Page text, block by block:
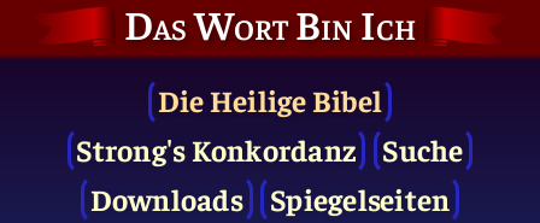
Das Wort Bin Ich
Die Heilige Bibel
Strong's Konkordanz
Suche
Downloads
Spiegelseiten